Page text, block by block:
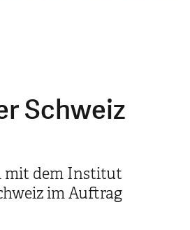
Schweiz
mit dem Institut
im Auftrag